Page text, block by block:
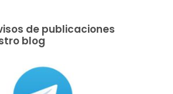
de publicaciones
blog